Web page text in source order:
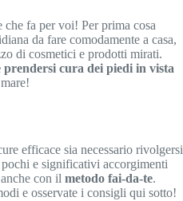
fa per voi! Per prima cosa
da fare comodamente a casa,
di cosmetici e prodotti mirati.
prendersi cura dei piedi in vista
efficace sia necessario rivolgersi
e significativi accorgimenti
con il metodo fai-da-te.
e osservate i consigli qui sotto!